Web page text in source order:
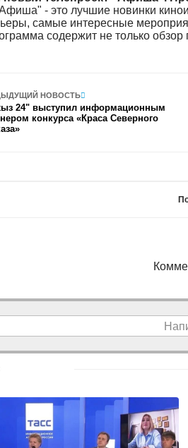
- это лучшие новинки
самые интересные
содержит не только
НОВОСТЬ
24" выступил информационным
конкурса «Краса Северного